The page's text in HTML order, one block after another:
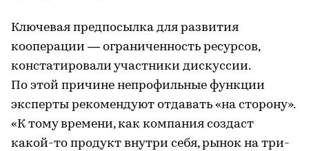
Ключевая предпосылка для развития
кооперации — ограниченность ресурсов,
констатировали участники дискуссии.
По этой причине непрофильные функции
эксперты рекомендуют отдавать «на сторону».
«К тому времени, как компания создаст
какой-то продукт внутри себя, рынок на три-